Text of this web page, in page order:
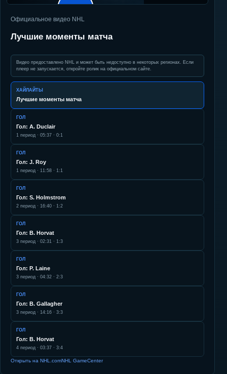
▶
Официальное видео NHL
Лучшие моменты матча
Видео предоставлено NHL и может быть недоступно в некоторых регионах. Если
плеер не запускается, откройте ролик на официальном сайте.
ХАЙЛАЙТЫ
Лучшие моменты матча
ГОЛ
Гол: A. Duclair
1 период · 05:37 · 0:1
ГОЛ
Гол: J. Roy
1 период · 11:58 · 1:1
ГОЛ
Гол: S. Holmstrom
2 период · 16:40 · 1:2
ГОЛ
Гол: B. Horvat
3 период · 02:31 · 1:3
ГОЛ
Гол: P. Laine
3 период · 04:32 · 2:3
ГОЛ
Гол: B. Gallagher
3 период · 14:16 · 3:3
ГОЛ
Гол: B. Horvat
4 период · 03:37 · 3:4
Открыть на NHL.comNHL GameCenter